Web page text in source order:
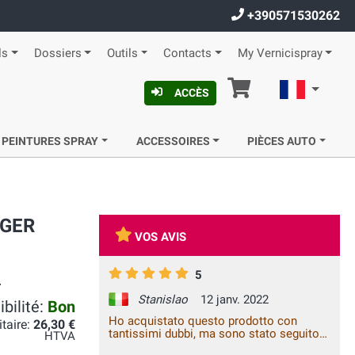
+390571530262
Dossiers Outils Contacts My Vernicispray
ACCÈS Panier
SPRAY ACCESSOIRES PIÈCES AUTO
Bon
26,30 €
HTVA
VOS AVIS
5
Stanislao
12 janv. 2022
Ho acquistato questo prodotto con
tantissimi dubbi, ma sono stato seguito